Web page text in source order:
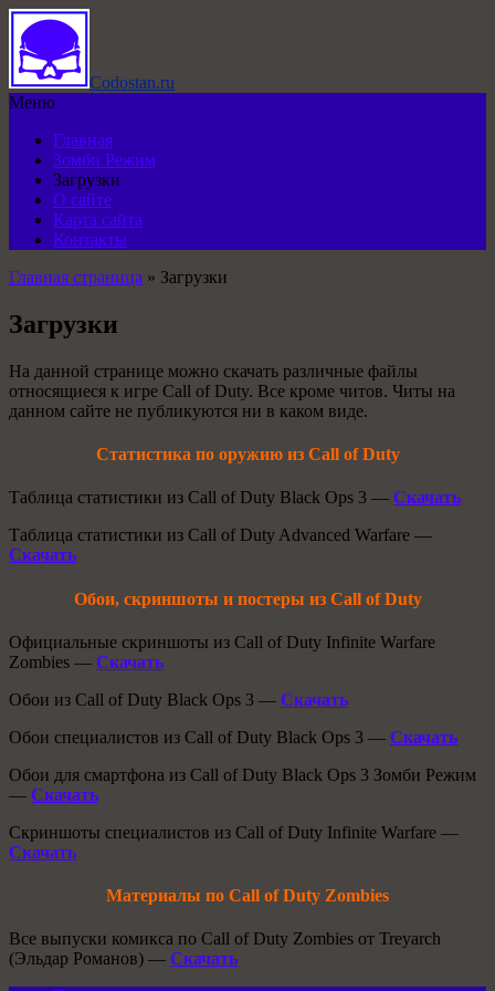
Codostan.ru
Меню
Главная
Зомби Режим
Загрузки
О сайте
Карта сайта
Контакты
Главная страница » Загрузки
Загрузки
На данной странице можно скачать различные файлы
относящиеся к игре Call of Duty. Все кроме читов. Читы на
данном сайте не публикуются ни в каком виде.
Статистика по оружию из Call of Duty
Таблица статистики из Call of Duty Black Ops 3 — Скачать
Таблица статистики из Call of Duty Advanced Warfare —
Скачать
Обои, скриншоты и постеры из Call of Duty
Официальные скриншоты из Call of Duty Infinite Warfare
Zombies — Скачать
Обои из Call of Duty Black Ops 3 — Скачать
Обои специалистов из Call of Duty Black Ops 3 — Скачать
Обои для смартфона из Call of Duty Black Ops 3 Зомби Режим
— Скачать
Скриншоты специалистов из Call of Duty Infinite Warfare —
Скачать
Материалы по Call of Duty Zombies
Все выпуски комикса по Call of Duty Zombies от Treyarch
(Эльдар Романов) — Скачать